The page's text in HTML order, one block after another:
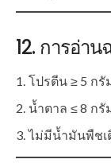
12. การอ่า
โปรตีน ≥ 5 กรั
น้ำตาล ≤ 8 กรั
ไม่มีน้ำมันพืชเ